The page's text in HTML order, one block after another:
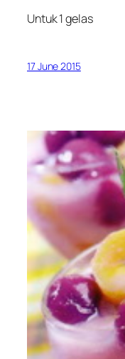
Untuk 1 gelas
17 June 2015